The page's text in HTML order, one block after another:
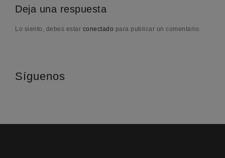
Deja una respuesta
Lo siento, debes estar conectado para publicar un comentario.
Síguenos